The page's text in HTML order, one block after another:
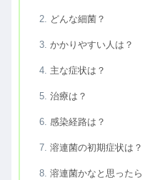
どんな細菌？
かかりやすい人は？
主な症状は？
治療は？
感染経路は？
溶連菌の初期症状は？
溶連菌かなと思ったら